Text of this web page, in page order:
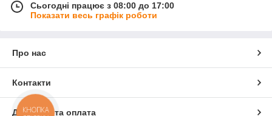
Сьогодні працює з 08:00 до 17:00
Показати весь графік роботи
Про нас
Контакти
Доставка та оплата
КНОПКА